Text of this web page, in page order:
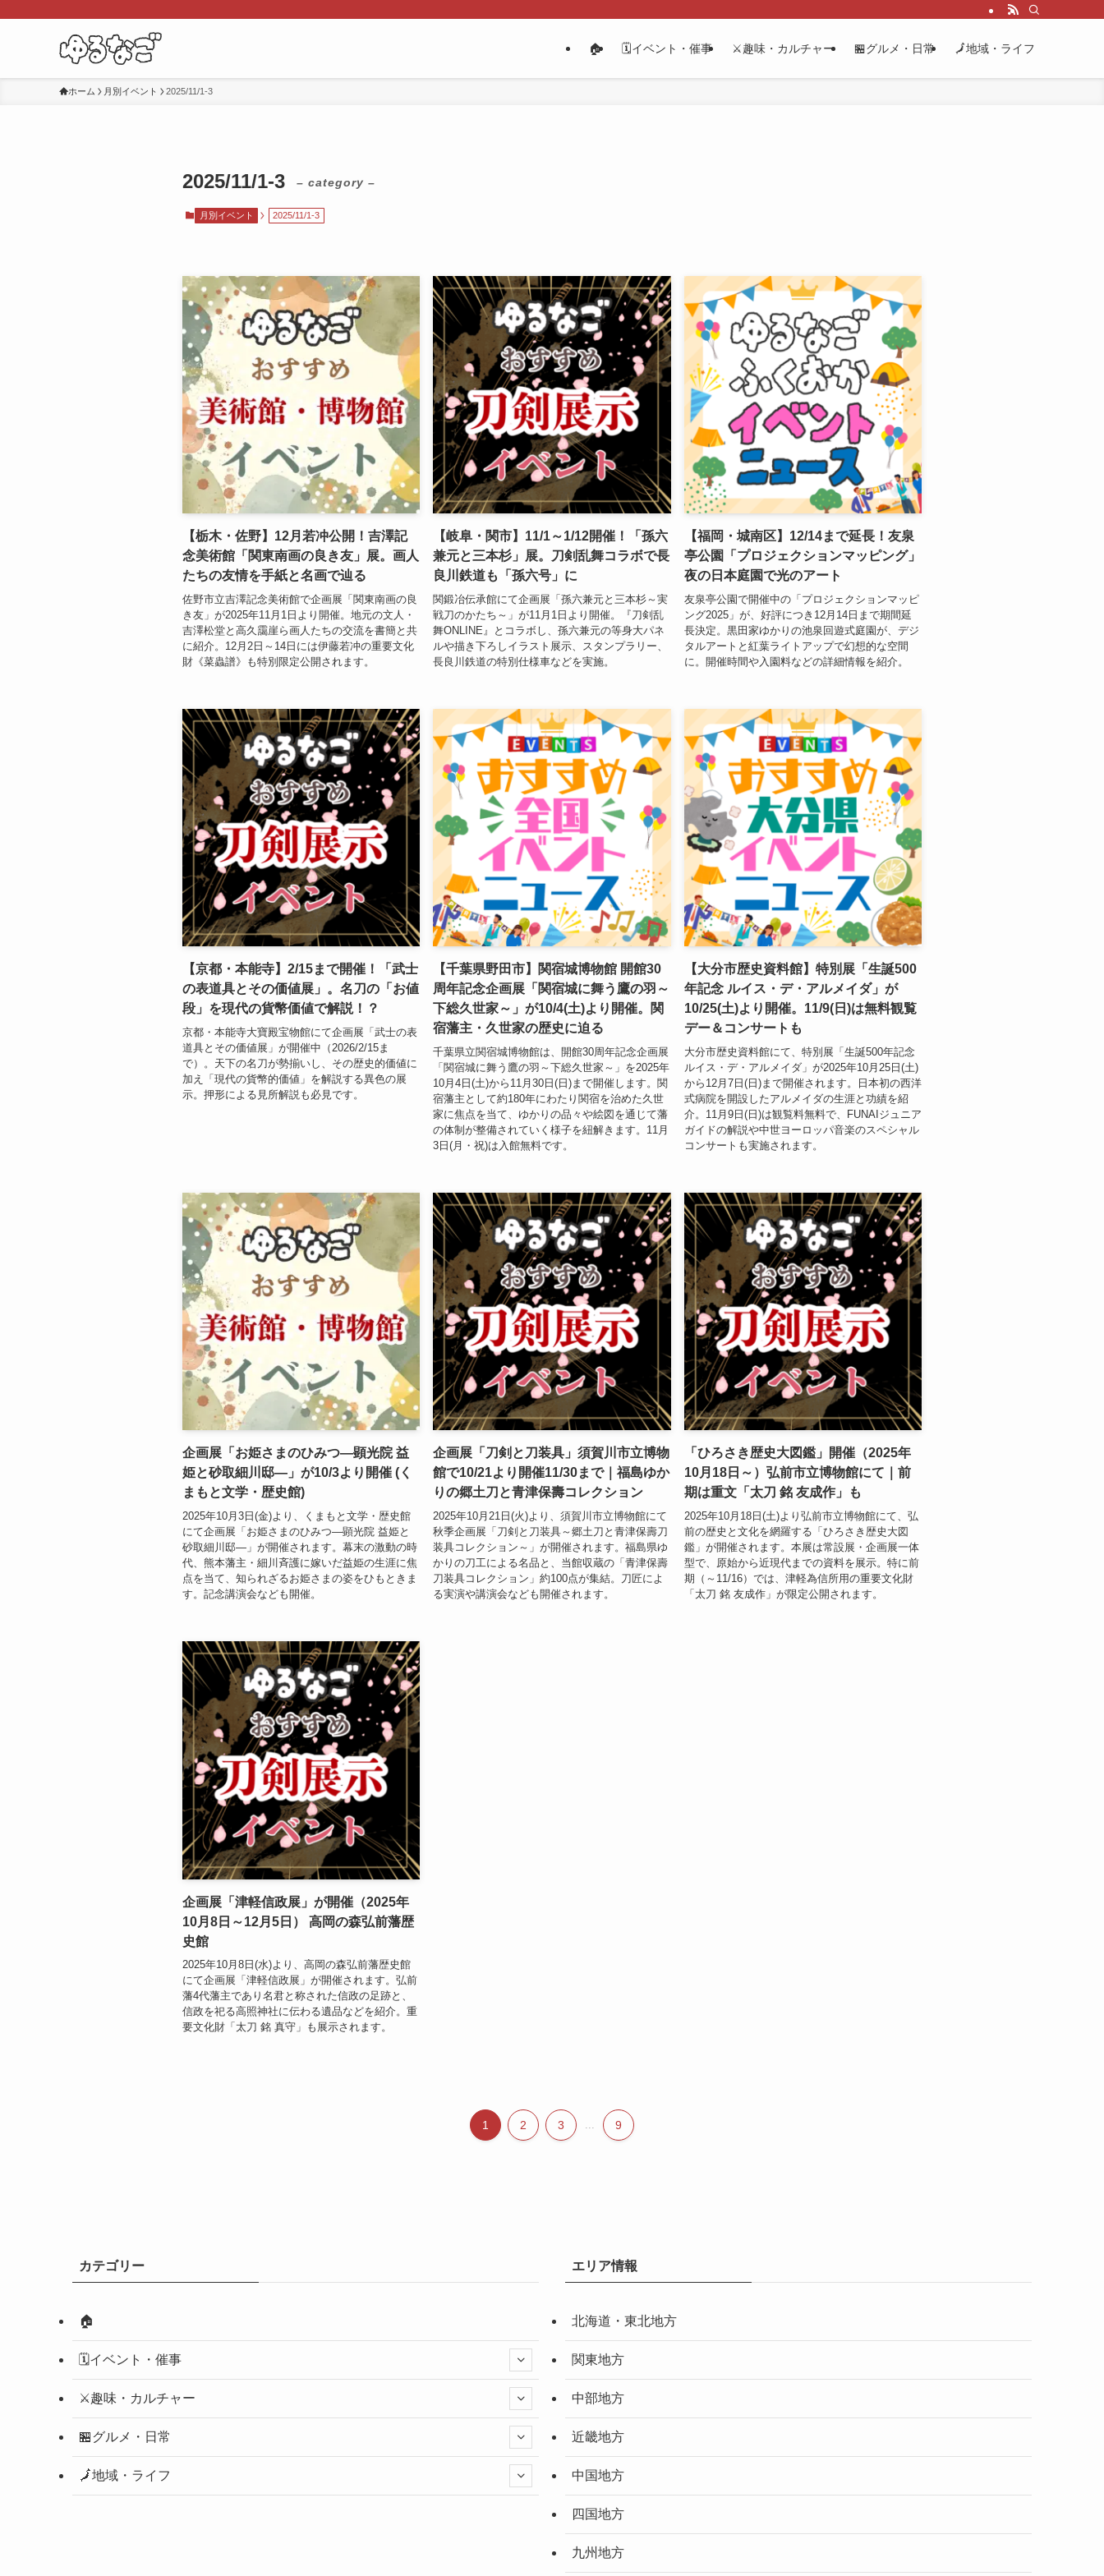
🏠 🗓️イベント・催事 ⚔️趣味・カルチャー 🏪グルメ・日常 🗾地域・ライフ
ホーム 月別イベント 2025/11/1-3
2025/11/1-3 – category –
月別イベント 2025/11/1-3
【栃木・佐野】12月若冲公開！吉澤記
念美術館「関東南画の良き友」展。画人
たちの友情を手紙と名画で辿る
佐野市立吉澤記念美術館で企画展「関東南画の良
き友」が2025年11月1日より開催。地元の文人・
吉澤松堂と高久靄崖ら画人たちの交流を書簡と共
に紹介。12月2日～14日には伊藤若冲の重要文化
財《菜蟲譜》も特別限定公開されます。
【岐阜・関市】11/1～1/12開催！「孫六
兼元と三本杉」展。刀剣乱舞コラボで長
良川鉄道も「孫六号」に
関鍛冶伝承館にて企画展「孫六兼元と三本杉～実
戦刀のかたち～」が11月1日より開催。『刀剣乱
舞ONLINE』とコラボし、孫六兼元の等身大パネ
ルや描き下ろしイラスト展示、スタンプラリー、
長良川鉄道の特別仕様車などを実施。
【福岡・城南区】12/14まで延長！友泉
亭公園「プロジェクションマッピング」
夜の日本庭園で光のアート
友泉亭公園で開催中の「プロジェクションマッピ
ング2025」が、好評につき12月14日まで期間延
長決定。黒田家ゆかりの池泉回遊式庭園が、デジ
タルアートと紅葉ライトアップで幻想的な空間
に。開催時間や入園料などの詳細情報を紹介。
【京都・本能寺】2/15まで開催！「武士
の表道具とその価値展」。名刀の「お値
段」を現代の貨幣価値で解説！？
京都・本能寺大寶殿宝物館にて企画展「武士の表
道具とその価値展」が開催中（2026/2/15ま
で）。天下の名刀が勢揃いし、その歴史的価値に
加え「現代の貨幣的価値」を解説する異色の展
示。押形による見所解説も必見です。
【千葉県野田市】関宿城博物館 開館30
周年記念企画展「関宿城に舞う鷹の羽～
下総久世家～」が10/4(土)より開催。関
宿藩主・久世家の歴史に迫る
千葉県立関宿城博物館は、開館30周年記念企画展
「関宿城に舞う鷹の羽～下総久世家～」を2025年
10月4日(土)から11月30日(日)まで開催します。関
宿藩主として約180年にわたり関宿を治めた久世
家に焦点を当て、ゆかりの品々や絵図を通じて藩
の体制が整備されていく様子を紐解きます。11月
3日(月・祝)は入館無料です。
【大分市歴史資料館】特別展「生誕500
年記念 ルイス・デ・アルメイダ」が
10/25(土)より開催。11/9(日)は無料観覧
デー＆コンサートも
大分市歴史資料館にて、特別展「生誕500年記念
ルイス・デ・アルメイダ」が2025年10月25日(土)
から12月7日(日)まで開催されます。日本初の西洋
式病院を開設したアルメイダの生涯と功績を紹
介。11月9日(日)は観覧料無料で、FUNAIジュニア
ガイドの解説や中世ヨーロッパ音楽のスペシャル
コンサートも実施されます。
企画展「お姫さまのひみつ―顕光院 益
姫と砂取細川邸―」が10/3より開催 (く
まもと文学・歴史館)
2025年10月3日(金)より、くまもと文学・歴史館
にて企画展「お姫さまのひみつ―顕光院 益姫と
砂取細川邸―」が開催されます。幕末の激動の時
代、熊本藩主・細川斉護に嫁いだ益姫の生涯に焦
点を当て、知られざるお姫さまの姿をひもときま
す。記念講演会なども開催。
企画展「刀剣と刀装具」須賀川市立博物
館で10/21より開催11/30まで｜福島ゆか
りの郷土刀と青津保壽コレクション
2025年10月21日(火)より、須賀川市立博物館にて
秋季企画展「刀剣と刀装具～郷土刀と青津保壽刀
装具コレクション～」が開催されます。福島県ゆ
かりの刀工による名品と、当館収蔵の「青津保壽
刀装具コレクション」約100点が集結。刀匠によ
る実演や講演会なども開催されます。
「ひろさき歴史大図鑑」開催（2025年
10月18日～）弘前市立博物館にて｜前
期は重文「太刀 銘 友成作」も
2025年10月18日(土)より弘前市立博物館にて、弘
前の歴史と文化を網羅する「ひろさき歴史大図
鑑」が開催されます。本展は常設展・企画展一体
型で、原始から近現代までの資料を展示。特に前
期（～11/16）では、津軽為信所用の重要文化財
「太刀 銘 友成作」が限定公開されます。
企画展「津軽信政展」が開催（2025年
10月8日～12月5日） 高岡の森弘前藩歴
史館
2025年10月8日(水)より、高岡の森弘前藩歴史館
にて企画展「津軽信政展」が開催されます。弘前
藩4代藩主であり名君と称された信政の足跡と、
信政を祀る高照神社に伝わる遺品などを紹介。重
要文化財「太刀 銘 真守」も展示されます。
1 2 3 ... 9
カテゴリー
🏠
🗓️イベント・催事
⚔️趣味・カルチャー
🏪グルメ・日常
🗾地域・ライフ
エリア情報
北海道・東北地方
関東地方
中部地方
近畿地方
中国地方
四国地方
九州地方